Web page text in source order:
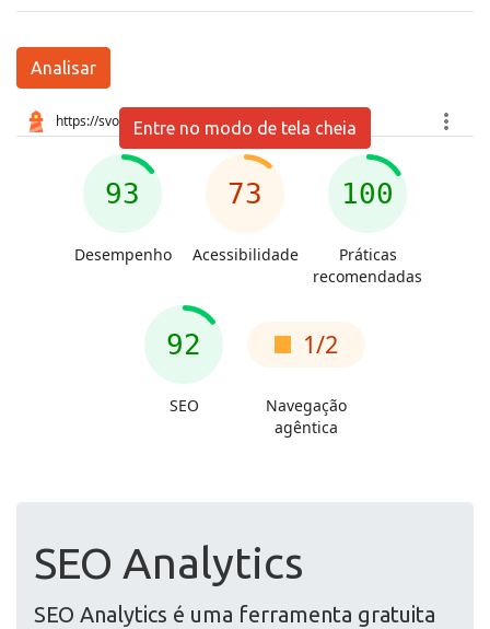
Analisar
Entre no modo de tela cheia
SEO Analytics
SEO Analytics é uma ferramenta gratuita